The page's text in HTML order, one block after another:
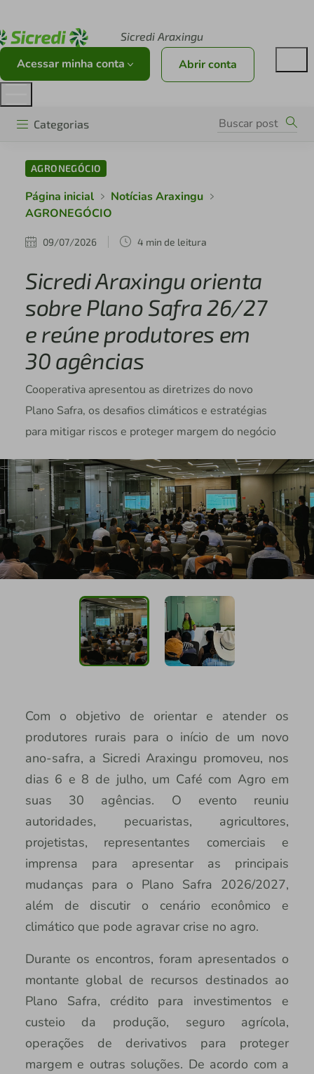
Sicredi Araxingu
Acessar minha conta Abrir conta
Categorias
AGRONEGÓCIO
Página inicial
Notícias Araxingu
AGRONEGÓCIO
09/07/2026 4 min de leitura
Sicredi Araxingu orienta
sobre Plano Safra 26/27
e reúne produtores em
30 agências
Cooperativa apresentou as diretrizes do novo
Plano Safra, os desafios climáticos e estratégias
para mitigar riscos e proteger margem do negócio
Com o objetivo de orientar e atender os
produtores rurais para o início de um novo
ano-safra, a Sicredi Araxingu promoveu, nos
dias 6 e 8 de julho, um Café com Agro em
suas 30 agências. O evento reuniu
autoridades, pecuaristas, agricultores,
projetistas, representantes comerciais e
imprensa para apresentar as principais
mudanças para o Plano Safra 2026/2027,
além de discutir o cenário econômico e
climático que pode agravar crise no agro.
Durante os encontros, foram apresentados o
montante global de recursos destinados ao
Plano Safra, crédito para investimentos e
custeio da produção, seguro agrícola,
operações de derivativos para proteger
margem e outras soluções. De acordo com a